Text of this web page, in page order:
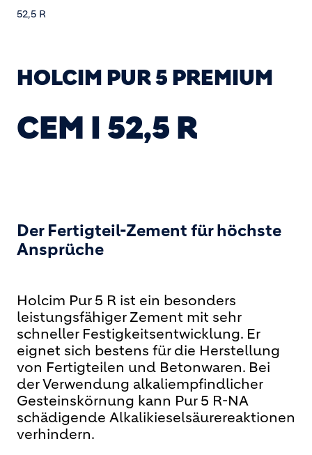
52,5 R
HOLCIM PUR 5 PREMIUM
CEM I 52,5 R
Der Fertigteil-Zement für höchste
Ansprüche
Holcim Pur 5 R ist ein besonders
leistungsfähiger Zement mit sehr
schneller Festigkeitsentwicklung. Er
eignet sich bestens für die Herstellung
von Fertigteilen und Betonwaren. Bei
der Verwendung alkaliempfindlicher
Gesteinskörnung kann Pur 5 R-NA
schädigende Alkalikieselsäurereaktionen
verhindern.